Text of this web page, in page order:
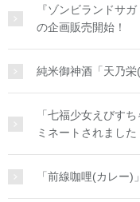
『ゾンビランドサ
の企画販売開始！
純米御神酒「天乃
「七福少女えびす
ミネートされました
「前線咖哩(カレー